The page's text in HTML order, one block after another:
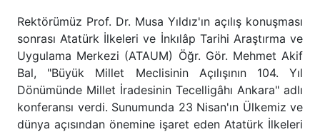
Rektörümüz Prof. Dr. Musa Yıldız'ın açılış konuşması
sonrası Atatürk İlkeleri ve İnkılâp Tarihi Araştırma ve
Uygulama Merkezi (ATAUM) Öğr. Gör. Mehmet Akif
Bal, "Büyük Millet Meclisinin Açılışının 104. Yıl
Dönümünde Millet İradesinin Tecelligâhı Ankara" adlı
konferansı verdi. Sunumunda 23 Nisan'ın Ülkemiz ve
dünya açısından önemine işaret eden Atatürk İlkeleri